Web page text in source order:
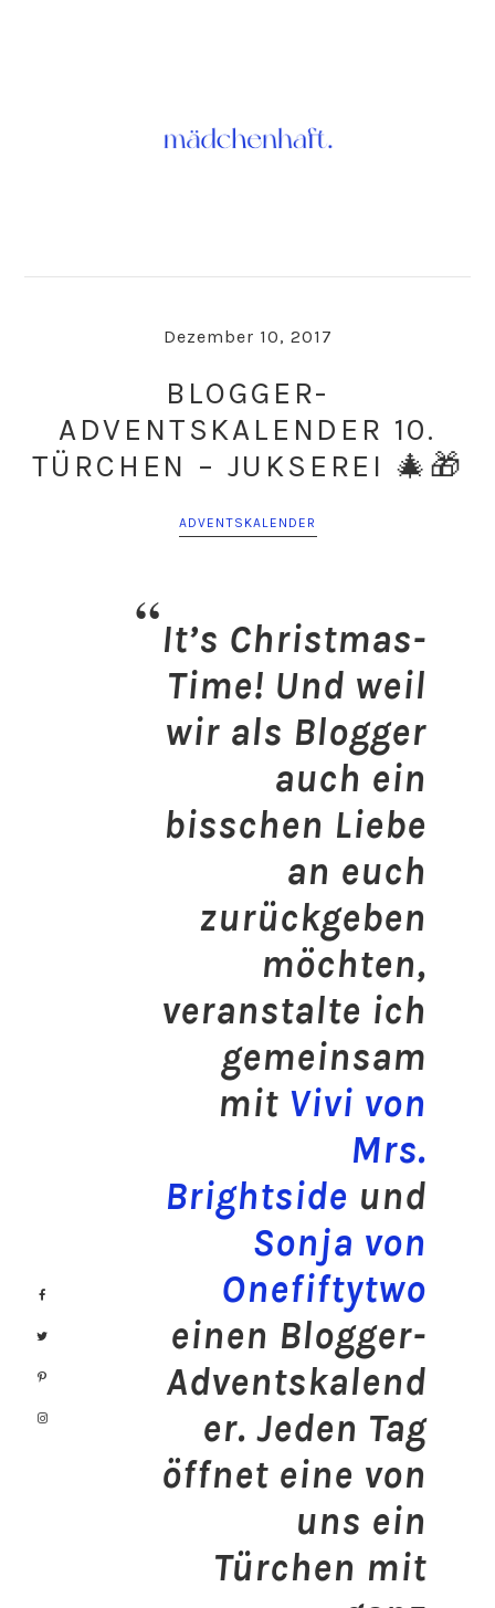
Dezember 10, 2017
BLOGGER-
ADVENTSKALENDER 10.
TÜRCHEN – JUKSEREI 🎄🎁
ADVENTSKALENDER
It’s Christmas-
Time! Und weil
wir als Blogger
auch ein
bisschen Liebe
an euch
zurückgeben
möchten,
veranstalte ich
gemeinsam
mit Vivi von
Mrs.
Brightside und
Sonja von
Onefiftytwo
einen Blogger-
Adventskalend
er. Jeden Tag
öffnet eine von
uns ein
Türchen mit